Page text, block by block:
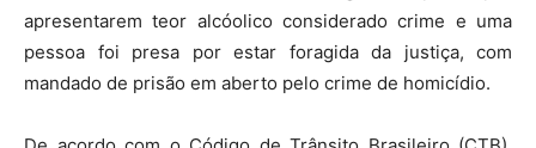
apresentarem teor alcóolico considerado crime e uma
pessoa foi presa por estar foragida da justiça, com
mandado de prisão em aberto pelo crime de homicídio.